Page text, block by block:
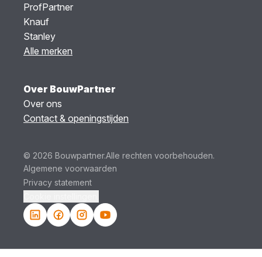
ProfPartner
Knauf
Stanley
Alle merken
Over BouwPartner
Over ons
Contact & openingstijden
© 2026 Bouwpartner.Alle rechten voorbehouden.
Algemene voorwaarden
Privacy statement